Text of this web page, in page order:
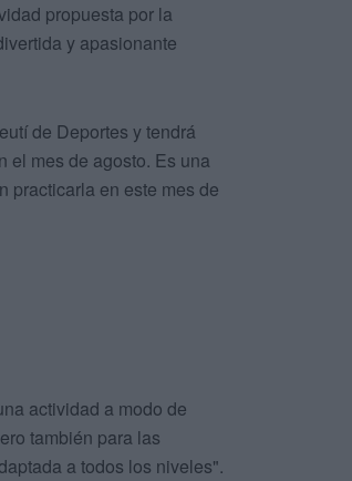
propuesta por la
y apasionante
de Deportes y tendrá
el mes de agosto. Es una
practicarla en este mes de
actividad a modo de
también para las
a todos los niveles".